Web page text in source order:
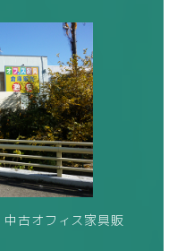
古オフィス家具販